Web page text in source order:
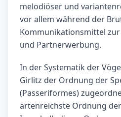
melodiöser und
vor allem während der
Kommunikationsmittel
und Partnerwerbung.
In der Systematik der
Girlitz der Ordnung der
(Passeriformes)
artenreichste Ordnung